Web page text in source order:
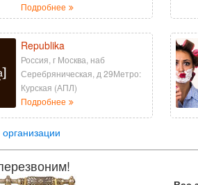
Подробнее
Republika
Россия, г Москва, наб
Серебряническая, д 29Метро:
Курская (АПЛ)
Подробнее